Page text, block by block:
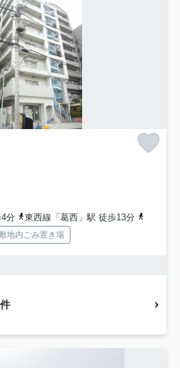
分
東西線「葛西」駅 徒歩13分
敷地内ごみ置き場